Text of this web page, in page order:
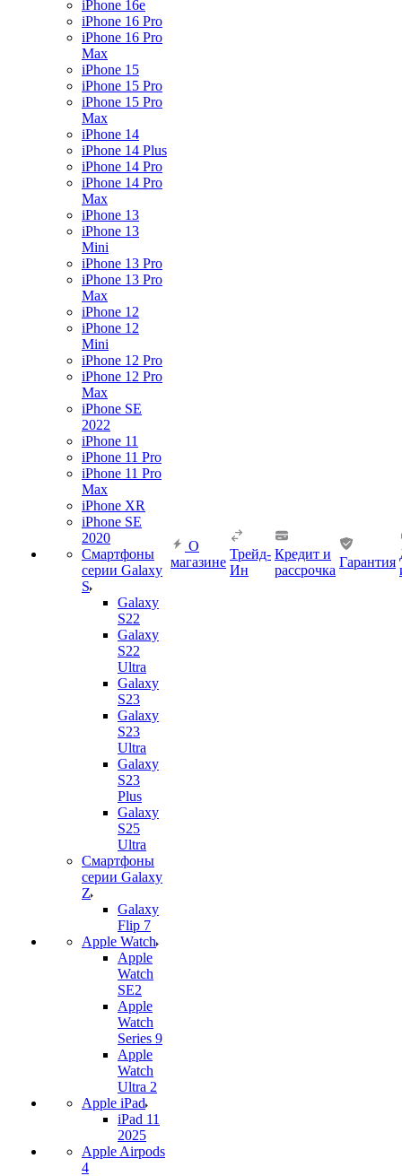
iPhone 16e
iPhone 16 Pro
iPhone 16 Pro
Max
iPhone 15
iPhone 15 Pro
iPhone 15 Pro
Max
iPhone 14
iPhone 14 Plus
iPhone 14 Pro
iPhone 14 Pro
Max
iPhone 13
iPhone 13
Mini
iPhone 13 Pro
iPhone 13 Pro
Max
iPhone 12
iPhone 12
Mini
iPhone 12 Pro
iPhone 12 Pro
Max
iPhone SE
2022
iPhone 11
iPhone 11 Pro
iPhone 11 Pro
Max
iPhone XR
iPhone SE
2020
Смартфоны
серии Galaxy
S
Galaxy
S22
Galaxy
S22
Ultra
Galaxy
S23
Galaxy
S23
Ultra
Galaxy
S23
Plus
Galaxy
S25
Ultra
Смартфоны
серии Galaxy
Z
Galaxy
Flip 7
Apple Watch
Apple
Watch
SE2
Apple
Watch
Series 9
Apple
Watch
Ultra 2
Apple iPad
iPad 11
2025
Apple Airpods
4
О
магазине
Трейд-
Ин
Кредит и
рассрочка
Гарантия